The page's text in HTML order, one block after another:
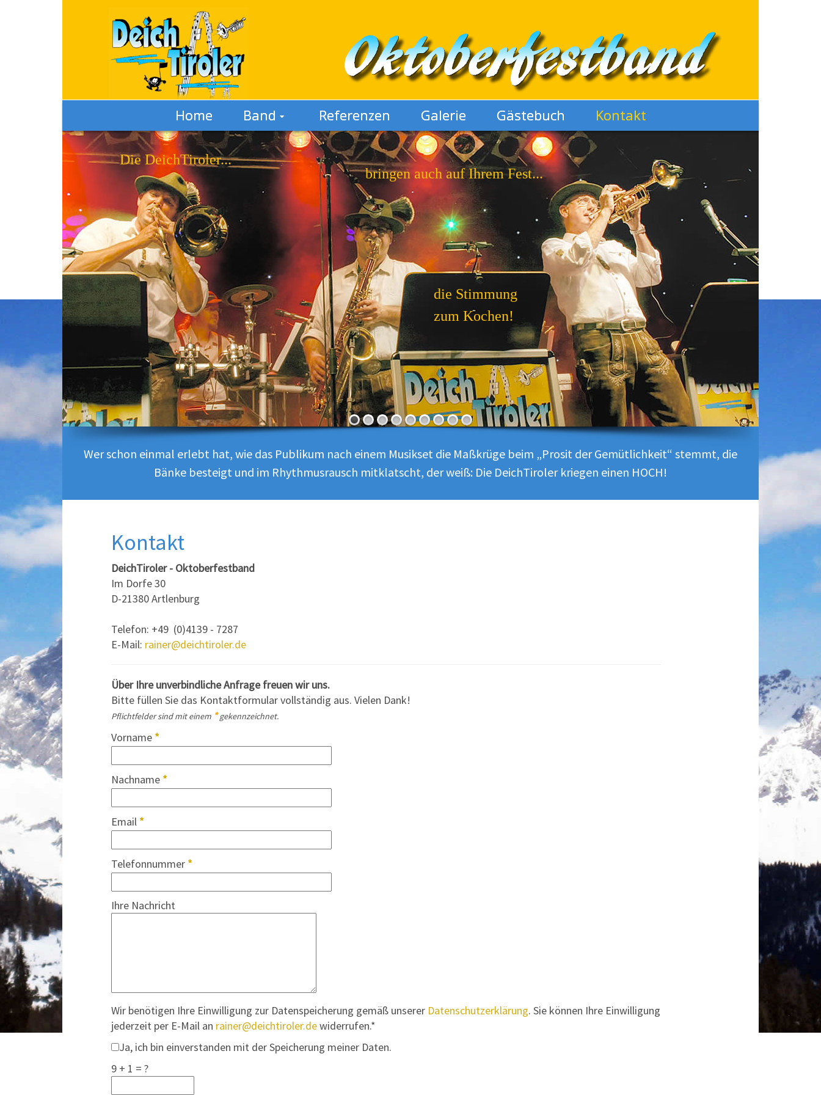
Home Band Referenzen Galerie Gästebuch Kontakt
Die DeichTiroler...
bringen auch auf Ihrem Fest...
die Stimmung
zum Kochen!
Wer schon einmal erlebt hat, wie das Publikum nach einem Musikset die Maßkrüge beim „Prosit der Gemütlichkeit“ stemmt, die
Bänke besteigt und im Rhythmusrausch mitklatscht, der weiß: Die DeichTiroler kriegen einen HOCH!
Kontakt
DeichTiroler - Oktoberfestband
Im Dorfe 30
D-21380 Artlenburg
Telefon: +49 (0)4139 - 7287
E-Mail: rainer@deichtiroler.de
Über Ihre unverbindliche Anfrage freuen wir uns.
Bitte füllen Sie das Kontaktformular vollständig aus. Vielen Dank!
Pflichtfelder sind mit einem *gekennzeichnet.
Vorname *
Nachname *
Email *
Telefonnummer *
Ihre Nachricht
Wir benötigen Ihre Einwilligung zur Datenspeicherung gemäß unserer Datenschutzerklärung. Sie können Ihre Einwilligung
jederzeit per E-Mail an rainer@deichtiroler.dewiderrufen.*
Ja, ich bin einverstanden mit der Speicherung meiner Daten.
9 + 1 = ?